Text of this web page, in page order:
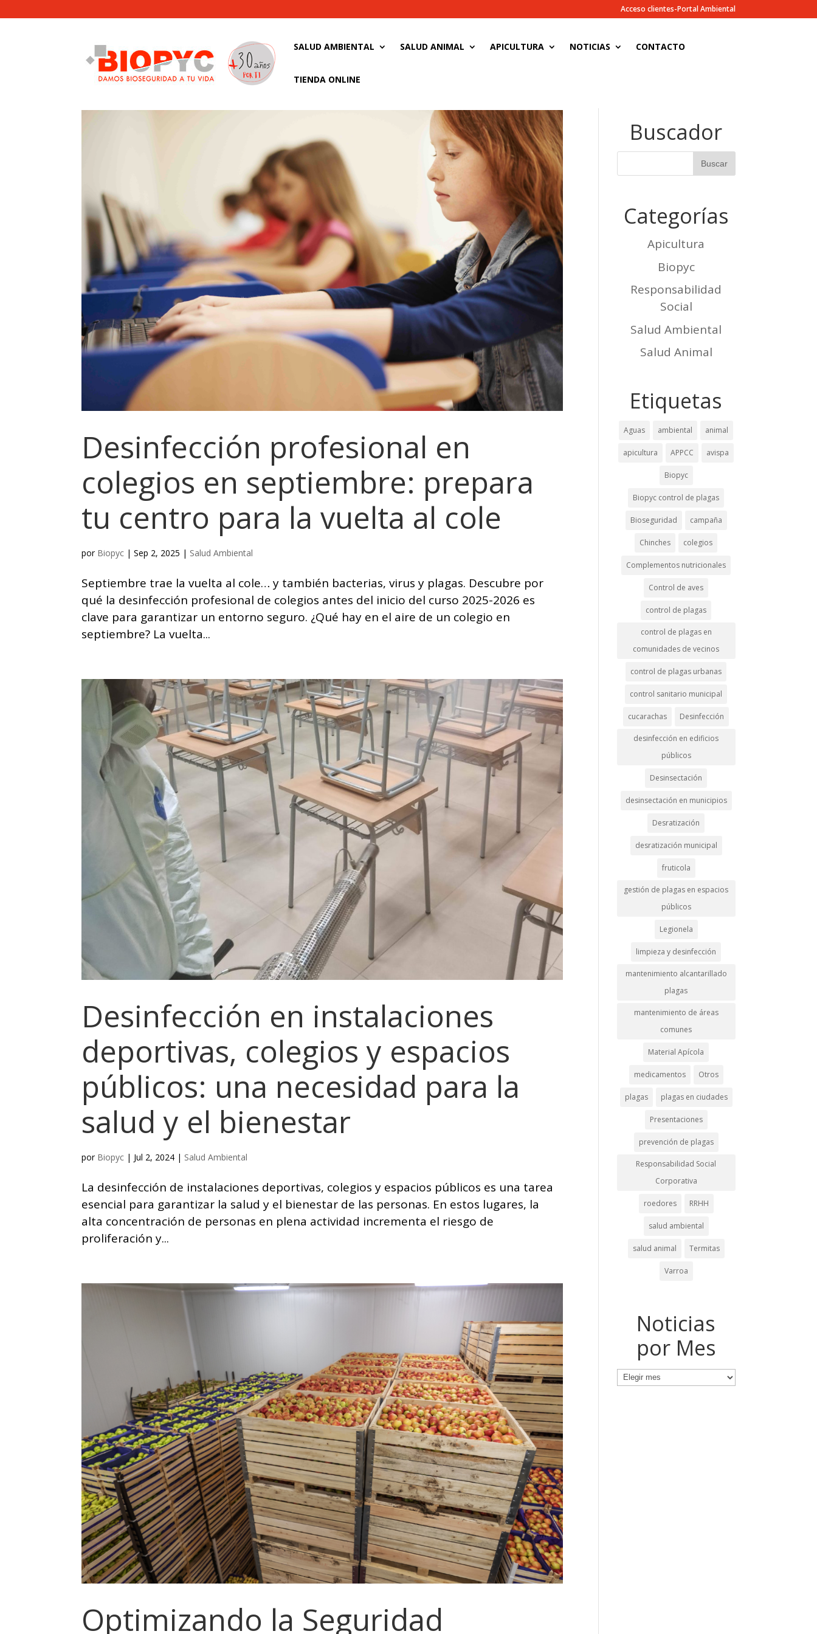
Acceso clientes-Portal Ambiental
SALUD AMBIENTAL SALUD ANIMAL APICULTURA NOTICIAS CONTACTO
TIENDA ONLINE
Desinfección profesional en
colegios en septiembre: prepara
tu centro para la vuelta al cole
por Biopyc |Sep 2, 2025 | Salud Ambiental
Septiembre trae la vuelta al cole… y también bacterias, virus y plagas. Descubre por
qué la desinfección profesional de colegios antes del inicio del curso 2025-2026 es
clave para garantizar un entorno seguro. ¿Qué hay en el aire de un colegio en
septiembre? La vuelta...
Desinfección en instalaciones
deportivas, colegios y espacios
públicos: una necesidad para la
salud y el bienestar
por Biopyc | Jul 2, 2024 | Salud Ambiental
La desinfección de instalaciones deportivas, colegios y espacios públicos es una tarea
esencial para garantizar la salud y el bienestar de las personas. En estos lugares, la
alta concentración de personas en plena actividad incrementa el riesgo de
proliferación y...
Optimizando la Seguridad
Buscador
Categorías
Apicultura
Biopyc
Responsabilidad
Social
Salud Ambiental
Salud Animal
Etiquetas
Aguas ambiental animal
apicultura APPCC avispa
Biopyc
Biopyc control de plagas
Bioseguridad campaña
Chinches colegios
Complementos nutricionales
Control de aves
control de plagas
control de plagas en
comunidades de vecinos
control de plagas urbanas
control sanitario municipal
cucarachas Desinfección
desinfección en edificios
públicos
Desinsectación
desinsectación en municipios
Desratización
desratización municipal
fruticola
gestión de plagas en espacios
públicos
Legionela
limpieza y desinfección
mantenimiento alcantarillado
plagas
mantenimiento de áreas
comunes
Material Apícola
medicamentos Otros
plagas plagas en ciudades
Presentaciones
prevención de plagas
Responsabilidad Social
Corporativa
roedores RRHH
salud ambiental
salud animal Termitas
Varroa
Noticias
por Mes
Noticias